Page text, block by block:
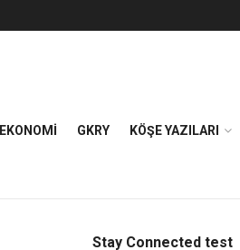
EKONOMI GKRY KÖŞE YAZILARI
Stay Connected test